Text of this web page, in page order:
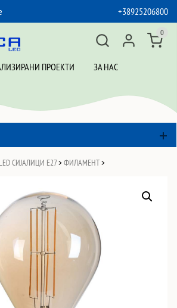
+38925206800
ПРОЕКТИ
ЗА НАС
0
LED СИЈАЛИЦИ Е27>ФИЛАМЕНТ>